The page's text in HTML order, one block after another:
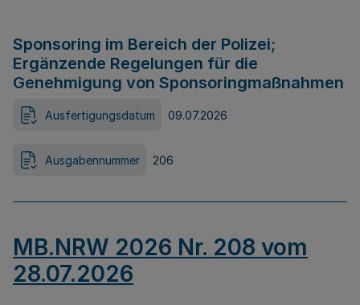
Sponsoring im Bereich der Polizei;
Ergänzende Regelungen für die
Genehmigung von Sponsoringmaßnahmen
Ausfertigungsdatum 09.07.2026
Ausgabennummer 206
MB.NRW 2026 Nr. 208 vom
28.07.2026